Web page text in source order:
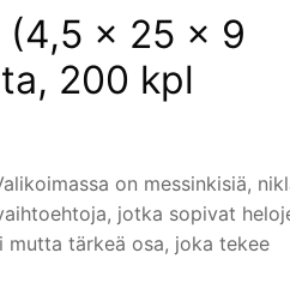
(4,5 × 25 × 9
200 kpl
on messinkisiä,
jotka sopivat
mutta tärkeä osa, joka tekee